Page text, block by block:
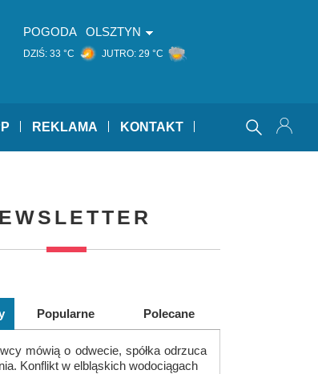
POGODA OLSZTYN
DZIŚ: 33 °C JUTRO: 29 °C
REKLAMA KONTAKT
Popularne Polecane
mówią o odwecie, spółka odrzuca
Konflikt w elbląskich wodociągach